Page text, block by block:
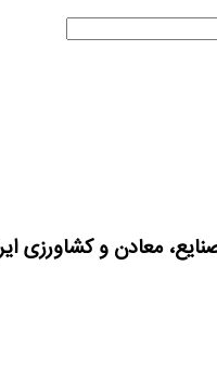
صنایع، معادن و کشاورزی